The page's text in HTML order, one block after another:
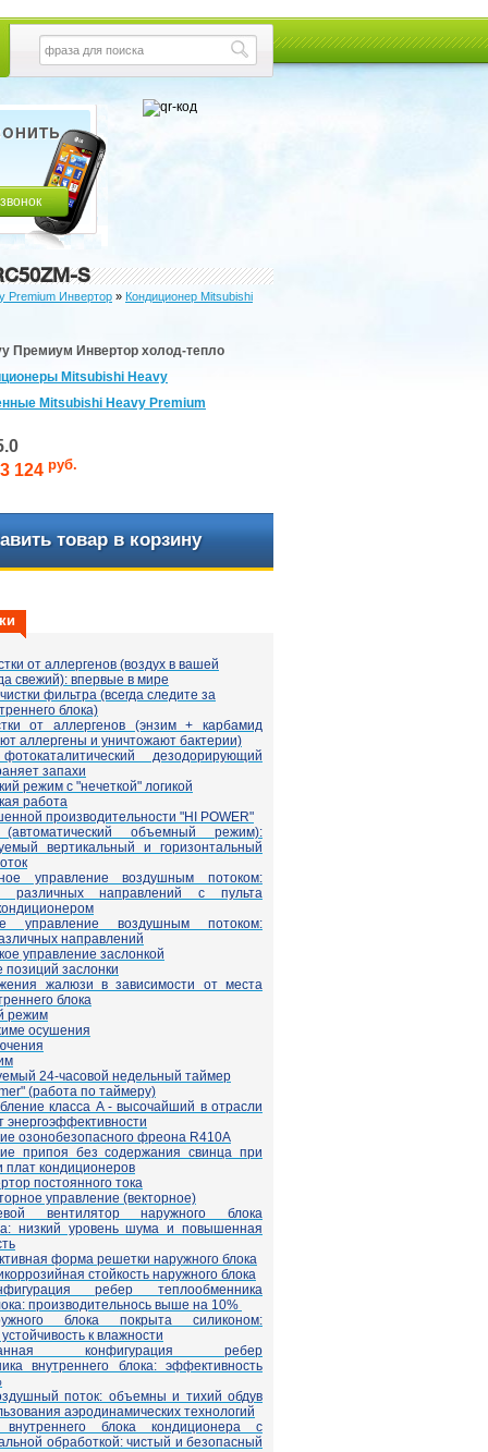
S
Premium Инвертор » Кондиционер Mitsubishi
Премиум Инвертор холод-тепло
Mitsubishi Heavy
Mitsubishi Heavy Premium
3 124 руб.
товар в корзину
от аллергенов (воздух в вашей
свежий): впервые в мире
фильтра (всегда следите за
блока)
от аллергенов (энзим + карбамид
аллергены и уничтожают бактерии)
дезодорирующий
запахи
режим с "нечеткой" логикой
работа
производительности "HI POWER"
объемный режим):
вертикальный и горизонтальный
управление воздушным потоком:
различных направлений с пульта
управление воздушным потоком:
направлений
управление заслонкой
заслонки
жалюзи в зависимости от места
блока
режим
осушения
24-часовой недельный таймер
(работа по таймеру)
класса A - высочайший в отрасли
энергоэффективности
озонобезопасного фреона R410A
припоя без содержания свинца при
плат кондиционеров
постоянного тока
управление (векторное)
вентилятор наружного блока
низкий уровень шума и повышенная
форма решетки наружного блока
стойкость наружного блока
ребер теплообменника
производительнось выше на 10%
блока покрыта силиконом:
к влажности
конфигурация ребер
внутреннего блока: эффективность
поток: объемны и тихий обдув
аэродинамических технологий
внутреннего блока кондиционера с
обработкой: чистый и безопасный